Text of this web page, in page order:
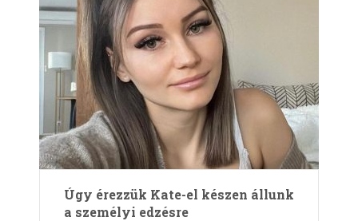
Úgy érezzük Kate-el készen állunk
a személyi edzésre